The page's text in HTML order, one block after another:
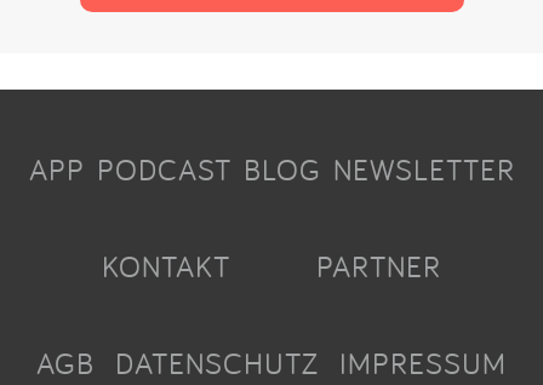
APP PODCAST BLOG NEWSLETTER
KONTAKT PARTNER
AGB DATENSCHUTZ IMPRESSUM